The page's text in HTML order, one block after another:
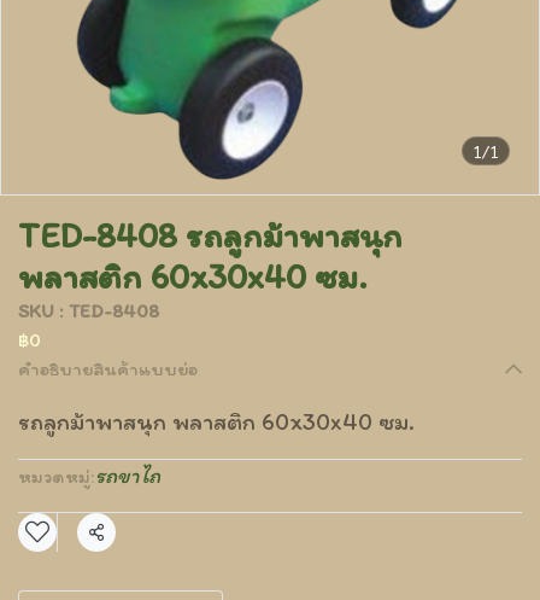
1/1
TED-8408 รถลูกม้าพาสนุก
พลาสติก 60x30x40 ซม.
SKU : TED-8408
฿0
คำอธิบายสินค้าแบบย่อ
รถลูกม้าพาสนุก พลาสติก 60x30x40 ซม.
หมวดหมู่:รถขาไถ
แชร์